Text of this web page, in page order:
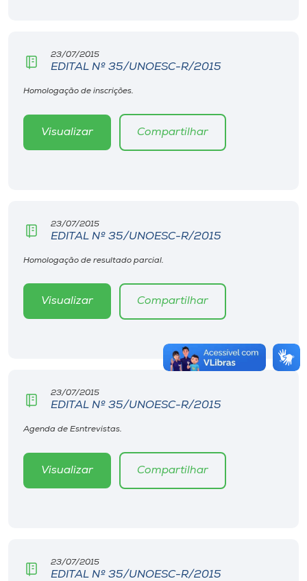
23/07/2015
EDITAL Nº 35/UNOESC-R/2015
Homologação de inscrições.
Visualizar Compartilhar
23/07/2015
EDITAL Nº 35/UNOESC-R/2015
Homologação de resultado parcial.
Visualizar Compartilhar
23/07/2015
EDITAL Nº 35/UNOESC-R/2015
Agenda de Esntrevistas.
Visualizar Compartilhar
23/07/2015
EDITAL Nº 35/UNOESC-R/2015